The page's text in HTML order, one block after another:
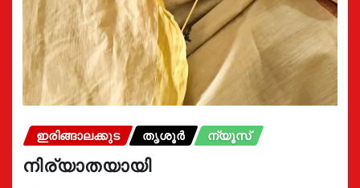
ഇരിങ്ങാലക്കുട തൃശൂർ ന്യൂസ്
നിര്യാതയായി